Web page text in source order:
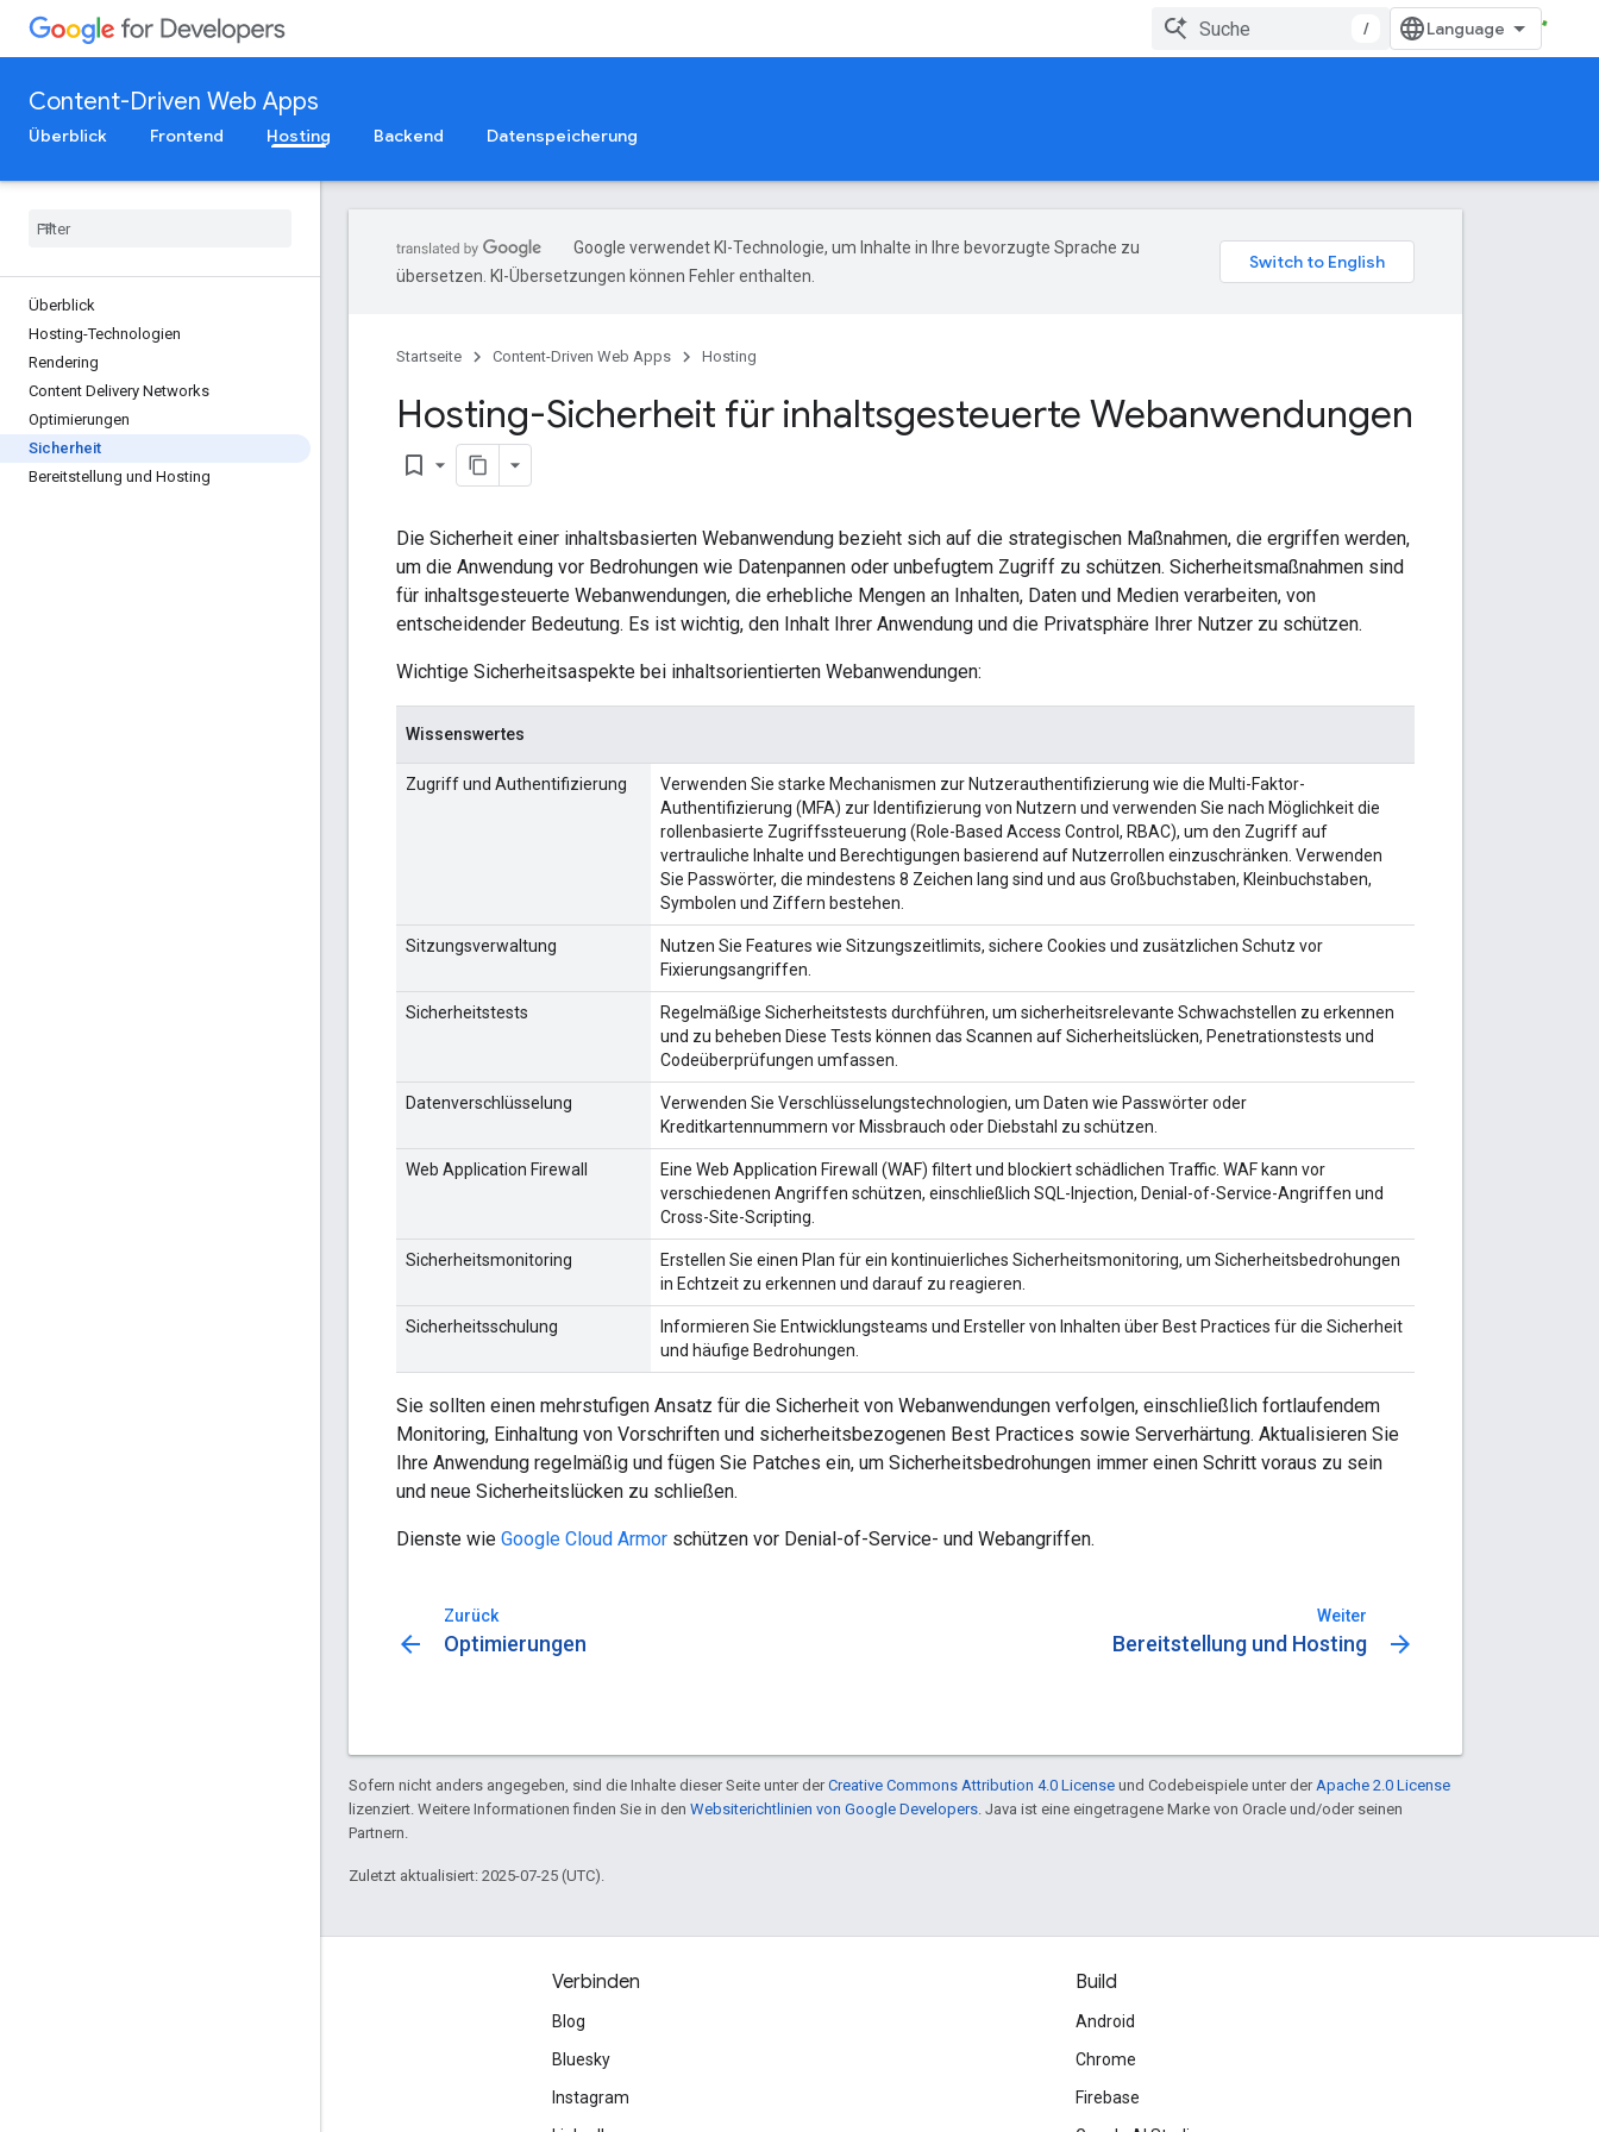
/
Content-Driven Web Apps
Überblick Frontend Hosting Backend Datenspeicherung
Überblick
Hosting-Technologien
Rendering
Content Delivery Networks
Optimierungen
Sicherheit
Bereitstellung und Hosting
Google verwendet KI-Technologie, um Inhalte in Ihre bevorzugte Sprache zu
übersetzen. KI-Übersetzungen können Fehler enthalten.
Startseite Content-Driven Web Apps Hosting
Hosting-Sicherheit für inhaltsgesteuerte Webanwendungen
bookmark_border
Die Sicherheit einer inhaltsbasierten Webanwendung bezieht sich auf die strategischen Maßnahmen, die ergriffen werden,
um die Anwendung vor Bedrohungen wie Datenpannen oder unbefugtem Zugriff zu schützen. Sicherheitsmaßnahmen sind
für inhaltsgesteuerte Webanwendungen, die erhebliche Mengen an Inhalten, Daten und Medien verarbeiten, von
entscheidender Bedeutung. Es ist wichtig, den Inhalt Ihrer Anwendung und die Privatsphäre Ihrer Nutzer zu schützen.
Wichtige Sicherheitsaspekte bei inhaltsorientierten Webanwendungen:
Wissenswertes
Zugriff und Authentifizierung
Verwenden Sie starke Mechanismen zur Nutzerauthentifizierung wie die Multi-Faktor-
Authentifizierung (MFA) zur Identifizierung von Nutzern und verwenden Sie nach Möglichkeit die
rollenbasierte Zugriffssteuerung (Role-Based Access Control, RBAC), um den Zugriff auf
vertrauliche Inhalte und Berechtigungen basierend auf Nutzerrollen einzuschränken. Verwenden
Sie Passwörter, die mindestens 8 Zeichen lang sind und aus Großbuchstaben, Kleinbuchstaben,
Symbolen und Ziffern bestehen.
Sitzungsverwaltung
Nutzen Sie Features wie Sitzungszeitlimits, sichere Cookies und zusätzlichen Schutz vor
Fixierungsangriffen.
Sicherheitstests
Regelmäßige Sicherheitstests durchführen, um sicherheitsrelevante Schwachstellen zu erkennen
und zu beheben Diese Tests können das Scannen auf Sicherheitslücken, Penetrationstests und
Codeüberprüfungen umfassen.
Datenverschlüsselung
Verwenden Sie Verschlüsselungstechnologien, um Daten wie Passwörter oder
Kreditkartennummern vor Missbrauch oder Diebstahl zu schützen.
Web Application Firewall
Eine Web Application Firewall (WAF) filtert und blockiert schädlichen Traffic. WAF kann vor
verschiedenen Angriffen schützen, einschließlich SQL-Injection, Denial-of-Service-Angriffen und
Cross-Site-Scripting.
Sicherheitsmonitoring
Erstellen Sie einen Plan für ein kontinuierliches Sicherheitsmonitoring, um Sicherheitsbedrohungen
in Echtzeit zu erkennen und darauf zu reagieren.
Sicherheitsschulung
Informieren Sie Entwicklungsteams und Ersteller von Inhalten über Best Practices für die Sicherheit
und häufige Bedrohungen.
Sie sollten einen mehrstufigen Ansatz für die Sicherheit von Webanwendungen verfolgen, einschließlich fortlaufendem
Monitoring, Einhaltung von Vorschriften und sicherheitsbezogenen Best Practices sowie Serverhärtung. Aktualisieren Sie
Ihre Anwendung regelmäßig und fügen Sie Patches ein, um Sicherheitsbedrohungen immer einen Schritt voraus zu sein
und neue Sicherheitslücken zu schließen.
Dienste wie Google Cloud Armor schützen vor Denial-of-Service- und Webangriffen.
Zurück
arrow_back Optimierungen
Weiter
Bereitstellung und Hosting arrow_forward
Sofern nicht anders angegeben, sind die Inhalte dieser Seite unter derCreative Commons Attribution 4.0 License und Codebeispiele unter der Apache 2.0 License
lizenziert. Weitere Informationen finden Sie in den Websiterichtlinien von Google Developers . Java ist eine eingetragene Marke von Oracle und/oder seinen
Partnern.
Zuletzt aktualisiert: 2025-07-25 (UTC).
Verbinden
Blog
Bluesky
Instagram
Build
Android
Chrome
Firebase